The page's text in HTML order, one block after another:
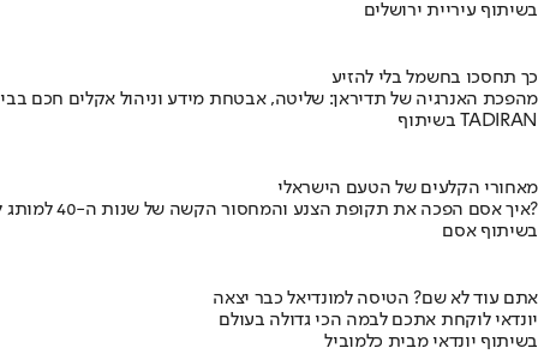
בשיתוף עיריית ירושלים
כך תחסכו בחשמל בלי להזיע
מהפכת האנרגיה של תדיראן: שליטה, אבטחת מידע וניהול אקלים חכם
בשיתוף TADIRAN
מאחורי הקלעים של הטעם הישראלי
איך אסם הפכה את תקופת הצנע והמחסור הקשה של שנות ה-40 למותג לאומי?
בשיתוף אסם
אתם עוד לא שם? הטיסה למונדיאל כבר יצאה
יונדאי לוקחת אתכם לבמה הכי גדולה בעולם
בשיתוף יונדאי מבית כלמוביל